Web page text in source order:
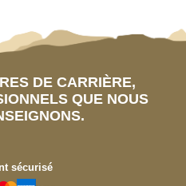
DE CARRIÈRE,
QUE NOUS
sécurisé